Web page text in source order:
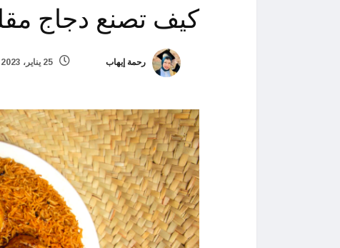
كيف تصنع دجاج
رحمة إيهاب